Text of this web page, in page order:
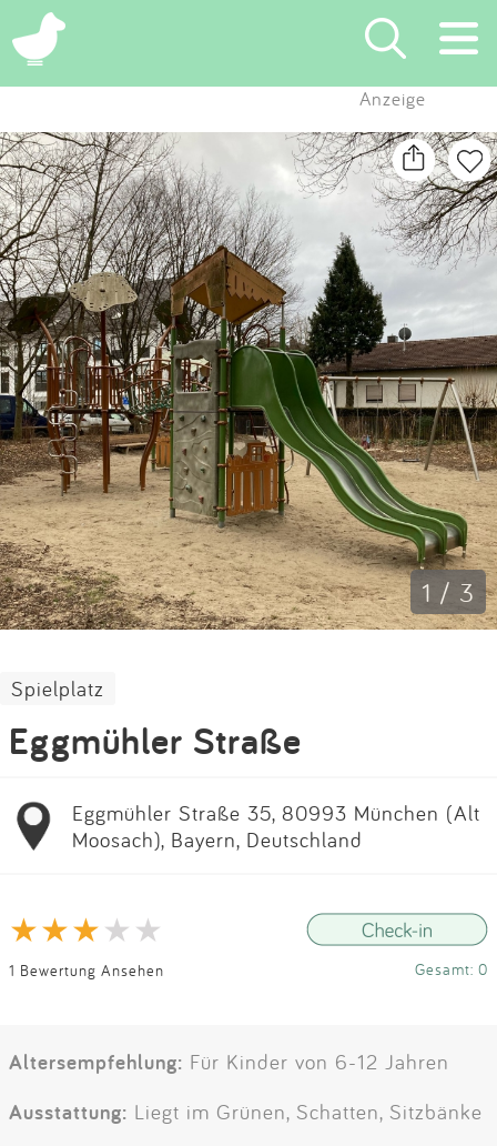
×
Suchen
Eintragen
App
Blog
Partner
Kontakt
Impressum
Anmelden
Anzeige
1 / 3
Spielplatz
Eggmühler Straße
Eggmühler Straße 35, 80993 München (Alt
Moosach), Bayern, Deutschland
1 Bewertung Ansehen Gesamt: 0
Altersempfehlung: Für Kinder von 6-12 Jahren
Ausstattung: Liegt im Grünen, Schatten, Sitzbänke